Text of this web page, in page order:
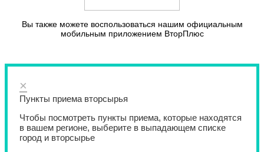
Вы также можете воспользоваться нашим официальным
мобильным приложением ВторПлюс
×
Пункты приема вторсырья
Чтобы посмотреть пункты приема, которые находятся
в вашем регионе, выберите в выпадающем списке
город и вторсырье